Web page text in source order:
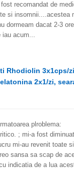
recomandat de
si insomnii....acestea
dormeam dacat 2-3
iau acum...
Rhodiolin 3x1cps/
2x1/zi,
plroblema:
; mi-a fost
mi-au revenit toate
sansa sa scap de
indicatia de a lua